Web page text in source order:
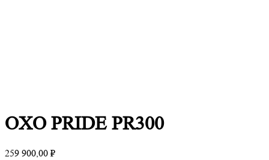
OXO PRIDE PR300
259 900,00 ₽